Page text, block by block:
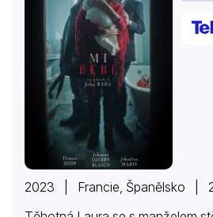
2023 | Francie, Španělsko |